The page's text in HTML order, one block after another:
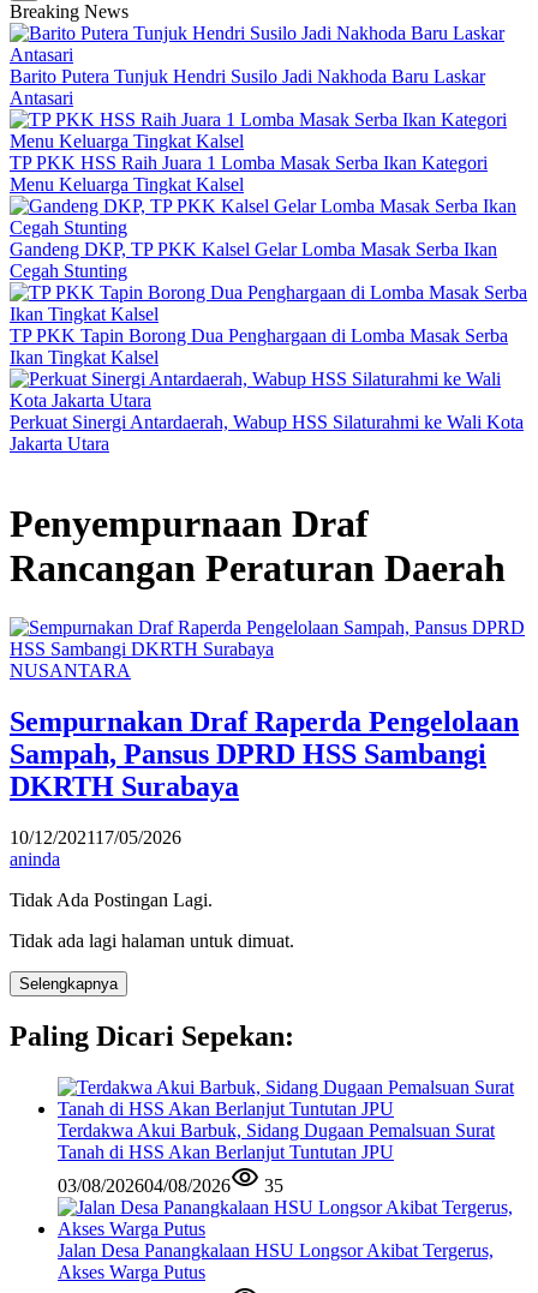
Breaking News
Barito Putera Tunjuk Hendri Susilo Jadi Nakhoda Baru Laskar
Antasari
TP PKK HSS Raih Juara 1 Lomba Masak Serba Ikan Kategori
Menu Keluarga Tingkat Kalsel
Gandeng DKP, TP PKK Kalsel Gelar Lomba Masak Serba Ikan
Cegah Stunting
TP PKK Tapin Borong Dua Penghargaan di Lomba Masak Serba
Ikan Tingkat Kalsel
Perkuat Sinergi Antardaerah, Wabup HSS Silaturahmi ke Wali Kota
Jakarta Utara
Penyempurnaan Draf
Rancangan Peraturan Daerah
NUSANTARA
Sempurnakan Draf Raperda Pengelolaan
Sampah, Pansus DPRD HSS Sambangi
DKRTH Surabaya
10/12/202117/05/2026
aninda
Tidak Ada Postingan Lagi.
Tidak ada lagi halaman untuk dimuat.
Selengkapnya
Paling Dicari Sepekan:
Terdakwa Akui Barbuk, Sidang Dugaan Pemalsuan Surat
Tanah di HSS Akan Berlanjut Tuntutan JPU
03/08/202604/08/2026 35
Jalan Desa Panangkalaan HSU Longsor Akibat Tergerus,
Akses Warga Putus